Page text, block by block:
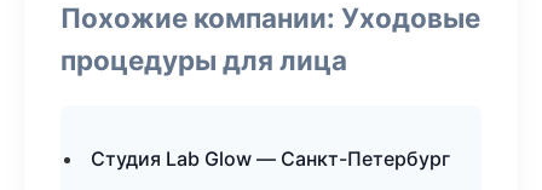
Похожие компании: Уходовые
процедуры для лица
Студия Lab Glow — Санкт-Петербург